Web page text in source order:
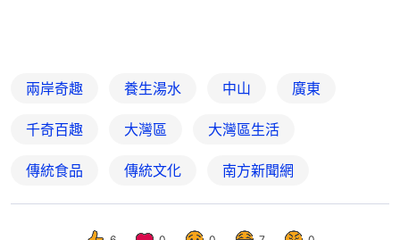
兩岸奇趣 養生湯水 中山 廣東
千奇百趣 大灣區 大灣區生活
傳統食品 傳統文化 南方新聞網